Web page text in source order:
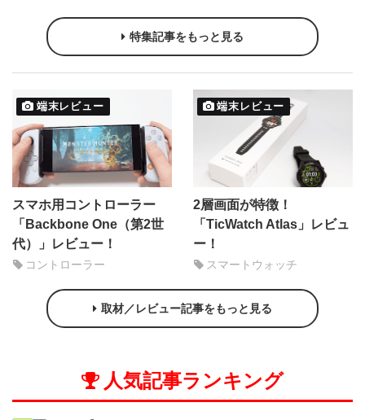
特集記事をもっと見る
端末レビュー
スマホ用コントローラー
「Backbone One（第2世
代）」レビュー！
コントローラー
端末レビュー
2層画面が特徴！
「TicWatch Atlas」レビュ
ー！
スマートウォッチ
取材／レビュー記事をもっと見る
人気記事ランキング